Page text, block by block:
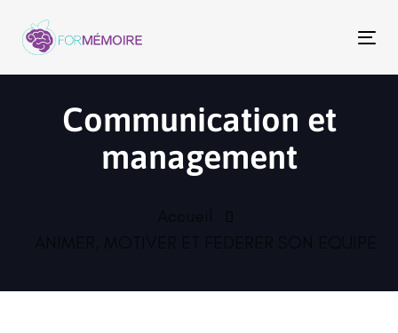
Communication et
management